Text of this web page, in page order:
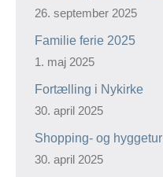
26. september 2025
Familie ferie 2025
1. maj 2025
Fortælling i Nykirke
30. april 2025
Shopping- og hyggetur
30. april 2025